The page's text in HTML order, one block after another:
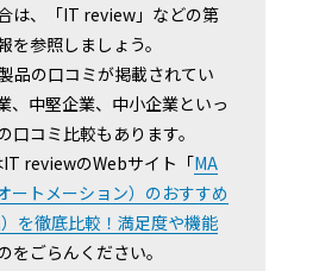
は、「IT review」などの第
を参照しましょう。
品の口コミが掲載されてい
、中堅企業、中小企業といっ
口コミ比較もあります。
IT reviewのWebサイト「MA
ートメーション）のおすすめ
を徹底比較！満足度や機能
をごらんください。